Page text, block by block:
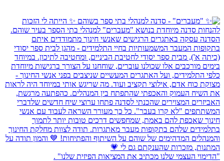
"הדימוי העצמי שלנו מכתיב את המציאות הפיזית שלנו" .